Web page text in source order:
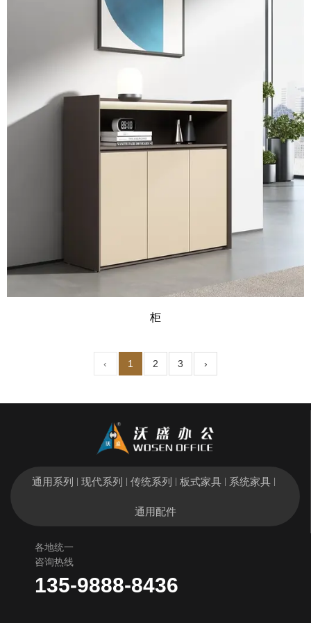
柜
‹ 1 2 3 ›
通用系列 现代系列 传统系列 板式家具 系统家具
通用配件
各地统一
咨询热线
135-9888-8436